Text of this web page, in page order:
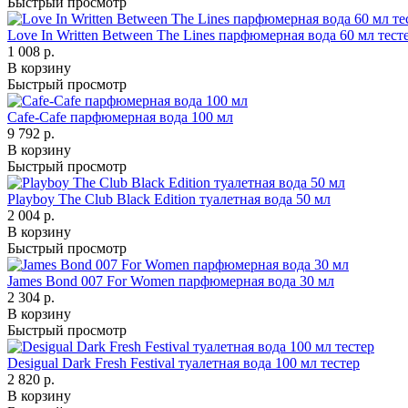
Love In Written Between The Lines парфюмерная вода 60 мл
1 008 р.
В корзину
Быстрый просмотр
Cafe-Cafe парфюмерная вода 100 мл
9 792 р.
В корзину
Быстрый просмотр
Playboy The Club Black Edition туалетная вода 50 мл
2 004 р.
В корзину
Быстрый просмотр
James Bond 007 For Women парфюмерная вода 30 мл
2 304 р.
В корзину
Быстрый просмотр
Desigual Dark Fresh Festival туалетная вода 100 мл тестер
2 820 р.
В корзину